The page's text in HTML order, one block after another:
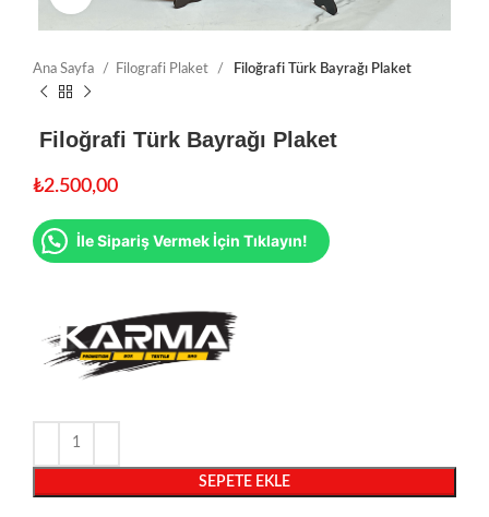
Ana Sayfa Filografi Plaket Filoğrafi Türk Bayrağı Plaket
Filoğrafi Türk Bayrağı Plaket
₺2.500,00
İle Sipariş Vermek İçin Tıklayın!
SEPETE EKLE